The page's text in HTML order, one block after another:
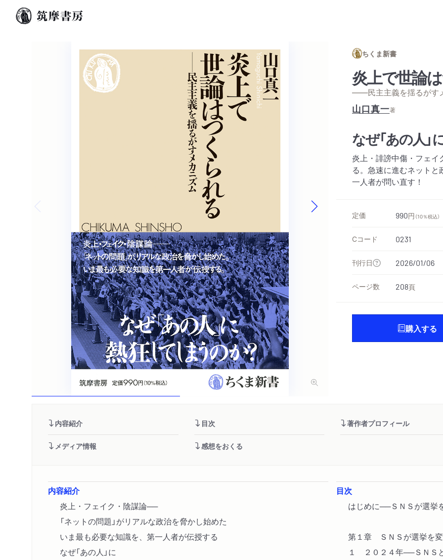
ちくま新書
炎上で世論
——民主主義を揺るがす
山口真一著
なぜ「あの人
炎上・誹謗中傷・フェ
る。急速に進むネット
一人者が問い直す！
定価 990円 （10％税込）
Cコード 0231
刊行日 2026/01/06
ページ数 208頁
購入する
内容紹介 目次 著作者プロフィール
メディア情報 感想をおくる
内容紹介
炎上・フェイク・陰謀論──
「ネットの問題」がリアルな政治を脅かし始めた
いま最も必要な知識を、第一人者が伝授する
なぜ「あの人」に
目次
はじめに──ＳＮＳが選挙
第１章 ＳＮＳが選挙を
１ ２０２４年──ＳＮＳ